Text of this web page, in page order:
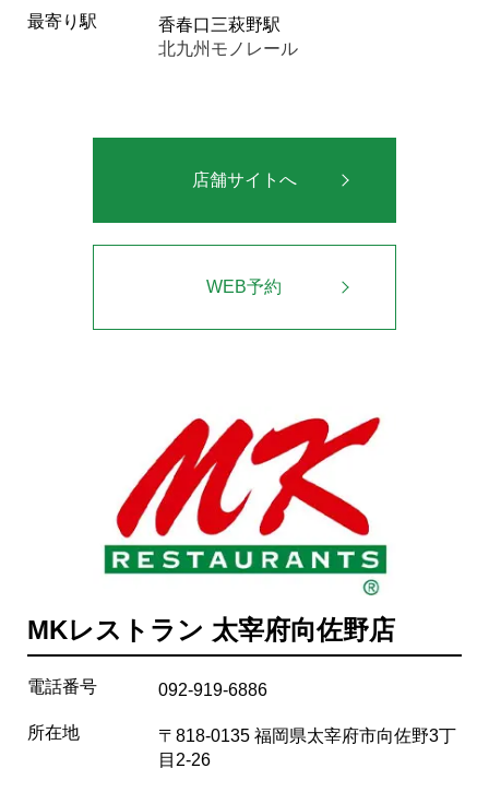
最寄り駅
香春口三萩野駅
北九州モノレール
店舗サイトへ
WEB予約
MKレストラン 太宰府向佐野店
電話番号 092-919-6886
所在地
〒818-0135 福岡県太宰府市向佐野3丁
目2-26